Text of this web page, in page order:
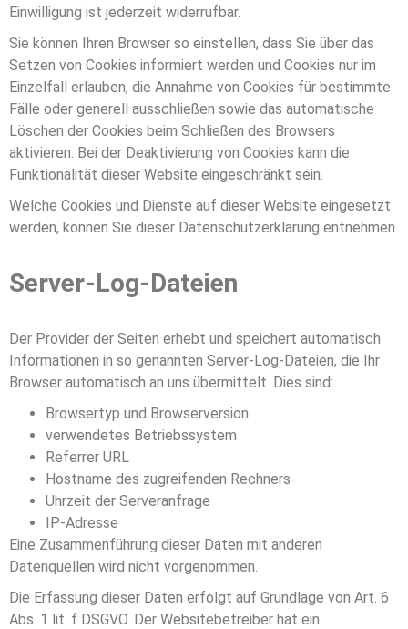
Einwilligung ist jederzeit widerrufbar.
Sie können Ihren Browser so einstellen, dass Sie über das
Setzen von Cookies informiert werden und Cookies nur im
Einzelfall erlauben, die Annahme von Cookies für bestimmte
Fälle oder generell ausschließen sowie das automatische
Löschen der Cookies beim Schließen des Browsers
aktivieren. Bei der Deaktivierung von Cookies kann die
Funktionalität dieser Website eingeschränkt sein.
Welche Cookies und Dienste auf dieser Website eingesetzt
werden, können Sie dieser Datenschutzerklärung entnehmen.
Server-Log-Dateien
Der Provider der Seiten erhebt und speichert automatisch
Informationen in so genannten Server-Log-Dateien, die Ihr
Browser automatisch an uns übermittelt. Dies sind:
Browsertyp und Browserversion
verwendetes Betriebssystem
Referrer URL
Hostname des zugreifenden Rechners
Uhrzeit der Serveranfrage
IP-Adresse
Eine Zusammenführung dieser Daten mit anderen
Datenquellen wird nicht vorgenommen.
Die Erfassung dieser Daten erfolgt auf Grundlage von Art. 6
Abs. 1 lit. f DSGVO. Der Websitebetreiber hat ein